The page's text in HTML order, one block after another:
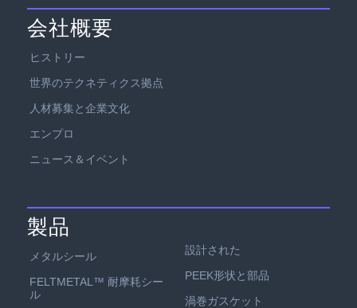
会社概要
ヒストリー
世界のテクネティクス拠点
人材募集と企業文化
エンプロ
ニュース＆イベント
製品
メタルシール
FELTMETAL™ 耐摩耗シー
ル
設計された
PEEK形状と部品
渦巻ガスケット